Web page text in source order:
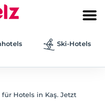
Ski-Hotels
Hotels in Kaş. Jetzt